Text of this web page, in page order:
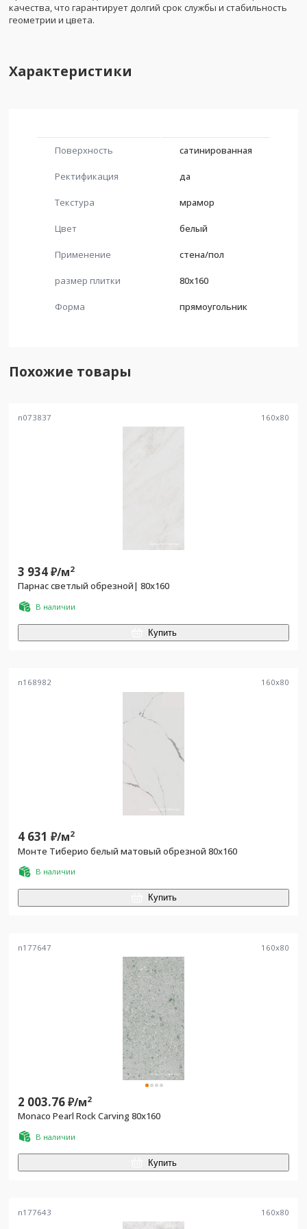
качества, что гарантирует долгий срок службы и стабильность
геометрии и цвета.
Характеристики
Поверхность сатинированная
Ректификация да
Текстура мрамор
Цвет белый
Применение стена/пол
размер плитки 80x160
Форма прямоугольник
Похожие товары
n073837 160x80
3 934₽/м2
Парнас светлый обрезной| 80x160
В наличии
Купить
n168982 160x80
4 631 ₽/м2
Монте Тиберио белый матовый обрезной 80x160
В наличии
Купить
n177647 160x80
2 003.76₽/м2
Monaco Pearl Rock Carving 80x160
В наличии
Купить
n177643 160x80